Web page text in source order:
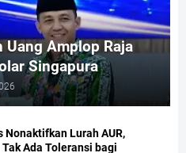
Uang Amplop Raja
Singapura
Nonaktifkan Lurah AUR,
Ada Toleransi bagi